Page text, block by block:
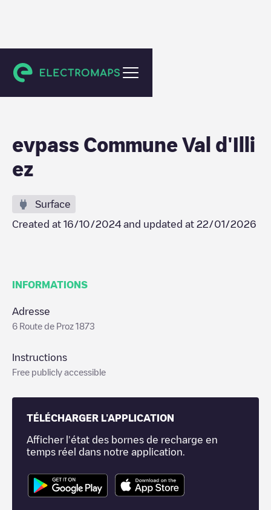
Val-d'Illiez
evpass Commune Val d'Illi
ez
Surface
Created at 16/10/2024 and updated at 22/01/2026
INFORMATIONS
Adresse
6 Route de Proz 1873
Instructions
Free publicly accessible
TÉLÉCHARGER L'APPLICATION
Afficher l'état des bornes de recharge en
temps réel dans notre application.